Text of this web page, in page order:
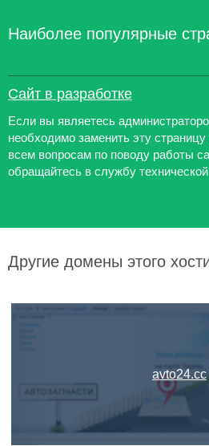
Наиболее популярные
Сайт в разработке
Если вы являетесь
необходимо заменить эту
всем вопросам по поводу работы
обращайтесь в службу
Другие домены этого
avto24.cc